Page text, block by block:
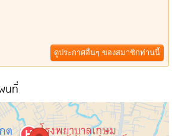
กม.
uA8MTvRakpdxWGG98
อู่ซ่อมรถ คลินิก โรงพยาบาล สถานศึกษา ร้าน
เบอร์หลัก) , 086-971-4691 ทุกวัน 8.00-20.00 น.
บาท
ดูประกาศอื่นๆ ของสมาชิกท่านนี้
นที่